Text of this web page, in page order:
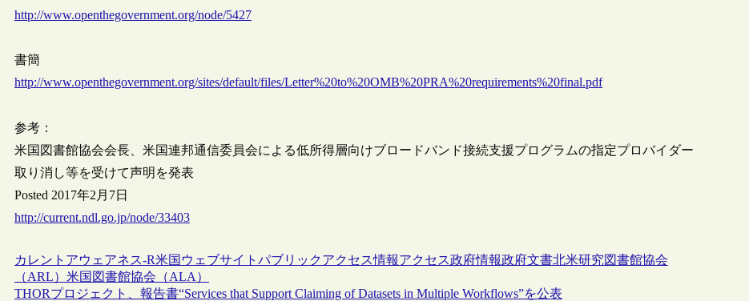
http://www.openthegovernment.org/node/5427
書簡
http://www.openthegovernment.org/sites/default/files/Letter%20to%20OMB%20PRA%20requirements%20final.pdf
参考：
米国図書館協会会長、米国連邦通信委員会による低所得層向けブロードバンド接続支援プログラムの指定プロバイダー
取り消し等を受けて声明を発表
Posted 2017年2月7日
http://current.ndl.go.jp/node/33403
カレントアウェアネス-R米国 ウェブサイト パブリックアクセス情報アクセス政府情報政府文書北米研究図書館協会
（ARL） 米国図書館協会（ALA）
THORプロジェクト、報告書“Services that Support Claiming of Datasets in Multiple Workflows”を公表